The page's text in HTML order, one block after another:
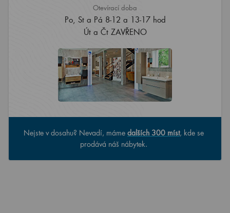
Otevírací doba
Po, St a Pá 8-12 a 13-17 hod
Út a Čt ZAVŘENO
Nejste v dosahu? Nevadí, máme dalších 300 míst, kde se
prodává náš nábytek.